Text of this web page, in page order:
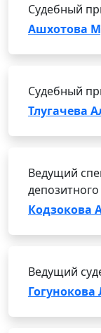
Судебный
Ашхотова
Судебный
Тлугачева
Ведущий
депозитного
Кодзокова
Ведущий